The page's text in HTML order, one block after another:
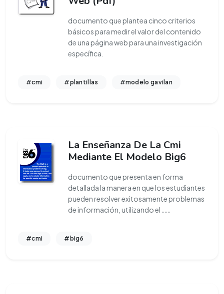
documento que plantea cinco criterios
básicos para medir el valor del contenido
de una página web para una investigación
específica.
#cmi #plantillas #modelo gavilan
La Enseñanza De La Cmi
Mediante El Modelo Big6
documento que presenta en forma
detallada la manera en que los estudiantes
pueden resolver exitosamente problemas
de información, utilizando el ...
#cmi #big6